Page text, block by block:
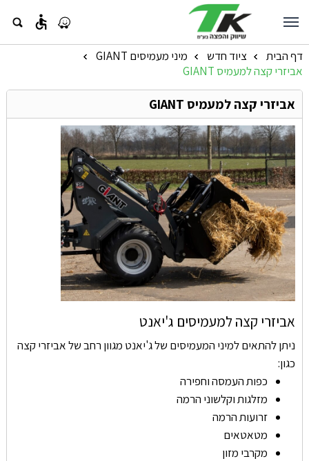
accessible
דף הבית » ציוד חדש » מיני מעמיסים GIANT »
אביזרי קצה למעמיס GIANT
אביזרי קצה למעמיס GIANT
אביזרי קצה למעמיסים ג'יאנט
ניתן להתאים למיני המעמיסים של ג'יאנט מגוון רחב של אביזרי קצה
כגון:
כפות העמסה וחפירה
מזלגות וקלשוני הרמה
זרועות הרמה
מטאטאים
מקרבי מזון